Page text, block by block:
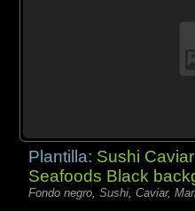
Plantilla: Sushi Caviar
Seafoods Black
Fondo negro, Sushi, Caviar,